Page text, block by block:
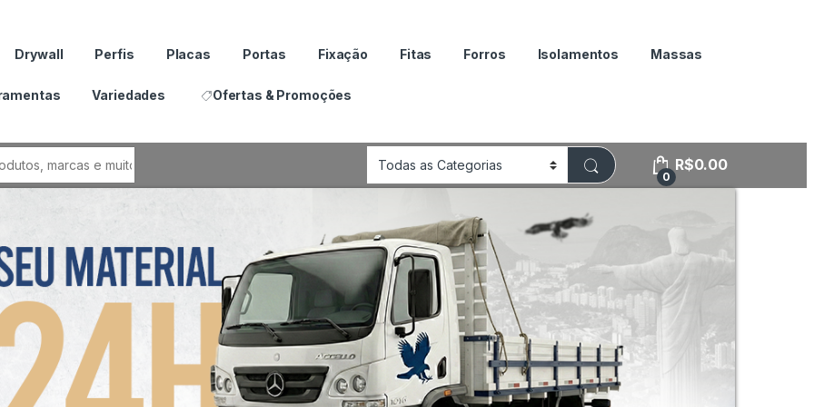
Drywall Perfis Placas Portas Fixação Fitas Forros Isolamentos Massas
Variedades Ofertas & Promoções
0
R$0.00